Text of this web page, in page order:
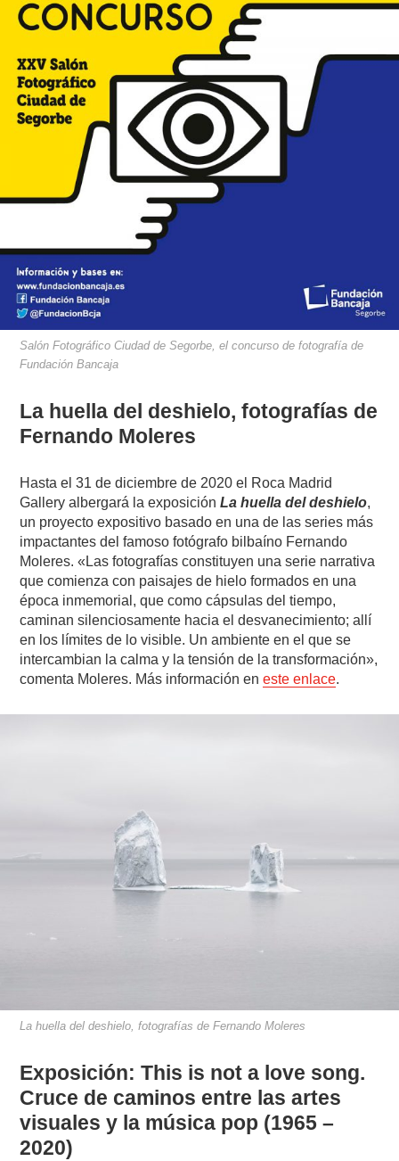
Salón Fotográfico Ciudad de Segorbe, el concurso de fotografía de
Fundación Bancaja
La huella del deshielo, fotografías de
Fernando Moleres
Hasta el 31 de diciembre de 2020 el Roca Madrid
Gallery albergará la exposición La huella del deshielo,
un proyecto expositivo basado en una de las series más
impactantes del famoso fotógrafo bilbaíno Fernando
Moleres. «Las fotografías constituyen una serie narrativa
que comienza con paisajes de hielo formados en una
época inmemorial, que como cápsulas del tiempo,
caminan silenciosamente hacia el desvanecimiento; allí
en los límites de lo visible. Un ambiente en el que se
intercambian la calma y la tensión de la transformación»,
comenta Moleres. Más información eneste enlace.
La huella del deshielo, fotografías de Fernando Moleres
Exposición: This is not a love song.
Cruce de caminos entre las artes
visuales y la música pop (1965 –
2020)